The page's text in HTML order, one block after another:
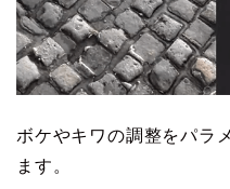
ボケやキワの調整をパラ
ます。